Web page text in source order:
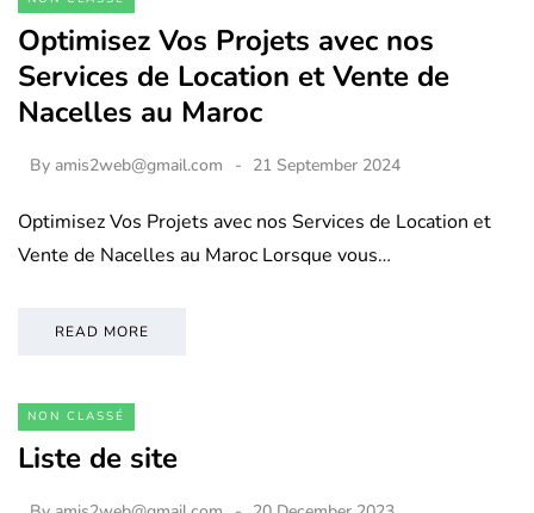
Optimisez Vos Projets avec nos
Services de Location et Vente de
Nacelles au Maroc
By amis2web@gmail.com 21 September 2024
Optimisez Vos Projets avec nos Services de Location et
Vente de Nacelles au Maroc Lorsque vous…
READ MORE
NON CLASSÉ
Liste de site